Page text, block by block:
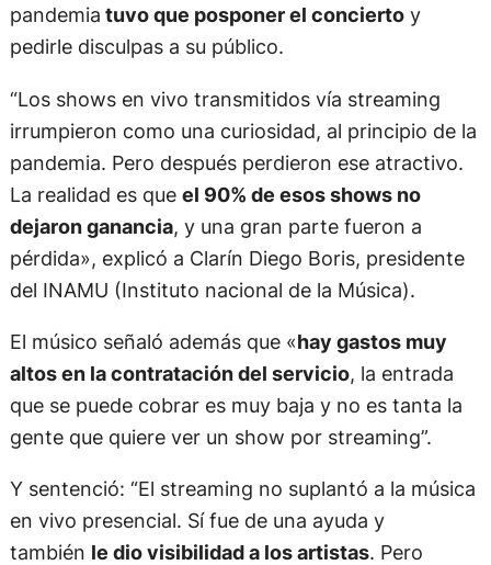
pandemia tuvo que posponer el conciertoy
pedirle disculpas a su público.
“Los shows en vivo transmitidos vía streaming
irrumpieron como una curiosidad, al principio de la
pandemia. Pero después perdieron ese atractivo.
La realidad es que el 90% de esos shows no
dejaron ganancia, y una gran parte fueron a
pérdida», explicó a Clarín Diego Boris, presidente
del INAMU (Instituto nacional de la Música).
El músico señaló además que «hay gastos muy
altos en la contratación del servicio, la entrada
que se puede cobrar es muy baja y no es tanta la
gente que quiere ver un show por streaming”.
Y sentenció: “El streaming no suplantó a la música
en vivo presencial. Sí fue de una ayuda y
también le dio visibilidad a los artistas. Pero